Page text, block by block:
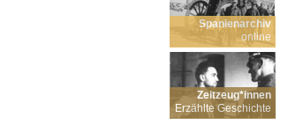
Spanienarchiv
online
Zeitzeug*innen
Erzählte Geschichte